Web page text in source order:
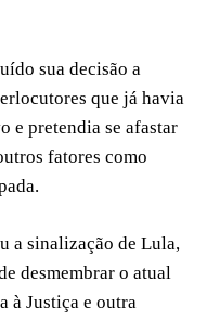
sua decisão a
que já havia
e pretendia se afastar
fatores como
a sinalização de Lula,
desmembrar o atual
à Justiça e outra